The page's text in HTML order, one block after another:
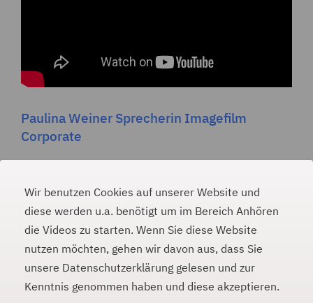
Paulina Weiner Sprecherin Imagefilm
Corporate
PAULINA WEINER
E-Mail
Wir benutzen Cookies auf unserer Website und
diese werden u.a. benötigt um im Bereich Anhören
die Videos zu starten. Wenn Sie diese Website
nutzen möchten, gehen wir davon aus, dass Sie
unsere Datenschutzerklärung gelesen und zur
Kenntnis genommen haben und diese akzeptieren.